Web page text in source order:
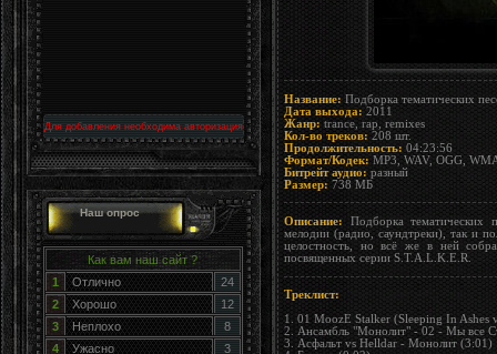
Для добавления необходима авторизация
Наш опрос
Как вам наш сайт ?
1
Отлично
24
2
Хорошо
12
3
Неплохо
8
4
Ужасно
3
Название: Подборка тематических
Дата выхода: 2011
Жанр: trance, rap, remixes
Кол-во треков: 208 шт.
Продолжительность: 04:23:56
Формат/Кодек: MP3, WAV, OGG,
Битрейт аудио: разный
Размер: 738 МБ
Описание: Подборка тематических
мелодии (радио, саундтреки), так и
целостность, но всё же в ней
посвященных серии S.T.A.L.K.E.R.
Треклист:
1. 01 MoozE Stalker (Sleeping In Ashes
2. Ансамбль "Монолит" - 02 - Мы все
3. Асфальт vs Helldar - Монолит (3:01)